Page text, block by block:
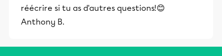
réécrire si tu as d'autres questions!😊
Anthony B.